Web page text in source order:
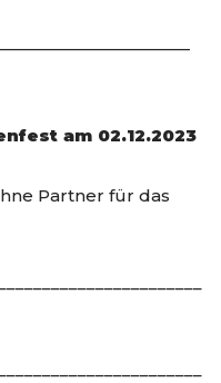
am 02.12.2023
Partner für das